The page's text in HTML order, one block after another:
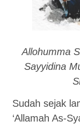
Allohumma
Sayyidina
Sudah sejak
‘Allamah As-